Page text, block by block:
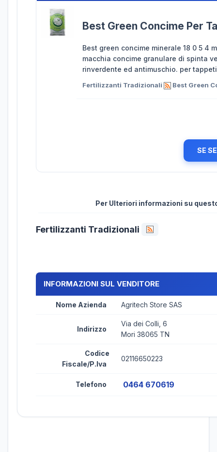
Best Green Concime Per
Best green concime minerale 18 0 5 4
macchia concime granulare di spinta
rinverdente ed antimuschio. per tappeti
Fertilizzanti Tradizionali Best Green
SE
Per Ulteriori informazioni su
Fertilizzanti Tradizionali
INFORMAZIONI SUL VENDITORE
Nome Azienda Agritech Store SAS
Indirizzo
Via dei Colli, 6
Mori 38065 TN
Codice
Fiscale/P.Iva
02116650223
Telefono 0464 670619